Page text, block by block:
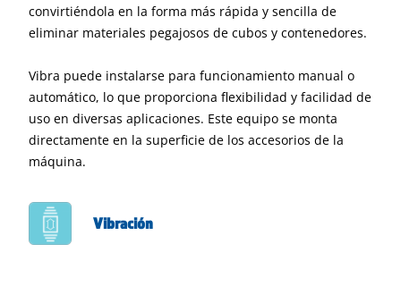
convirtiéndola en la forma más rápida y sencilla de
eliminar materiales pegajosos de cubos y contenedores.
Vibra puede instalarse para funcionamiento manual o
automático, lo que proporciona flexibilidad y facilidad de
uso en diversas aplicaciones. Este equipo se monta
directamente en la superficie de los accesorios de la
máquina.
Vibración